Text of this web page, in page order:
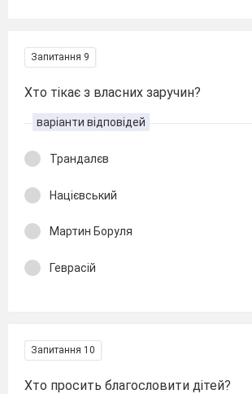
Запитання 9
Хто тікає з власних заручин?
варіанти відповідей
Трандалєв
Націєвський
Мартин Боруля
Геврасій
Запитання 10
Хто просить благословити дітей?